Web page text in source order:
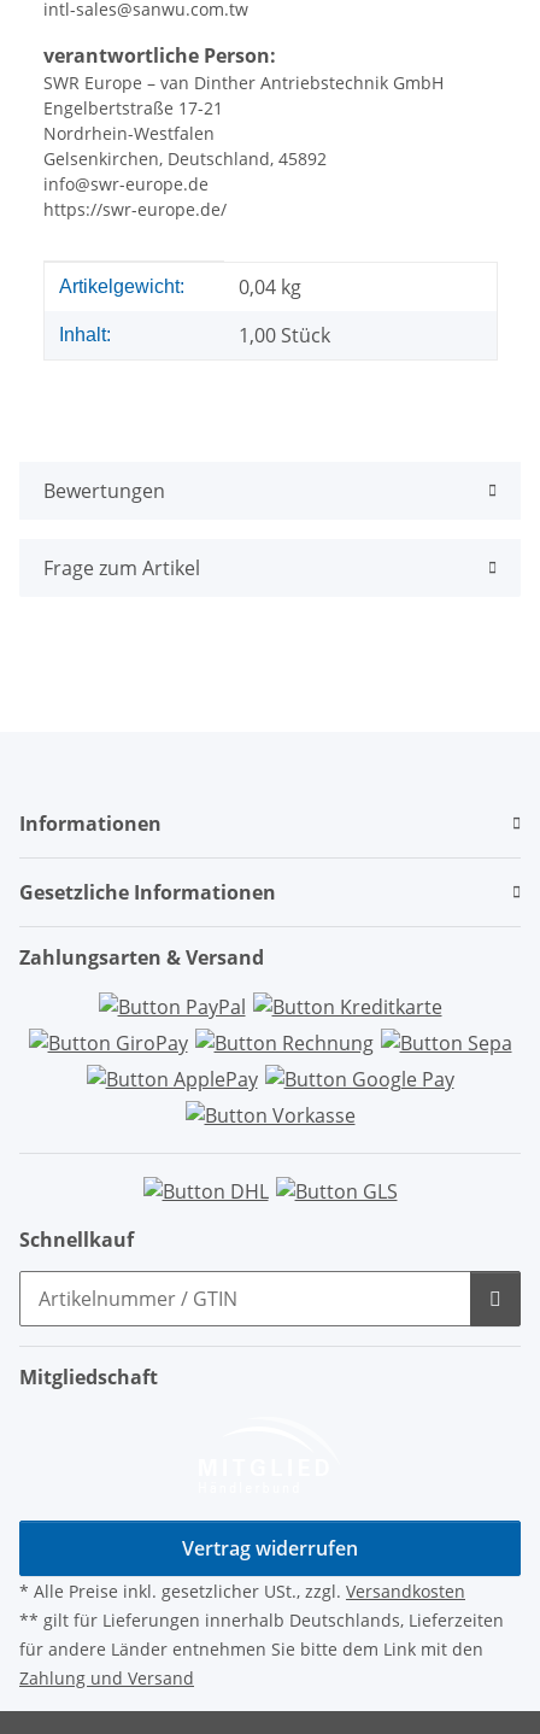
intl-sales@sanwu.com.tw
verantwortliche Person:
SWR Europe – van Dinther Antriebstechnik GmbH
Engelbertstraße 17-21
Nordrhein-Westfalen
Gelsenkirchen, Deutschland, 45892
info@swr-europe.de
https://swr-europe.de/
Produkteigenschaft
Wert
Artikelgewicht: 0,04 kg
Inhalt: 1,00 Stück
Bewertungen
Frage zum Artikel
Informationen
Gesetzliche Informationen
Zahlungsarten & Versand
Schnellkauf
Mitgliedschaft
Vertrag widerrufen
* Alle Preise inkl. gesetzlicher USt., zzgl. Versandkosten
** gilt für Lieferungen innerhalb Deutschlands, Lieferzeiten
für andere Länder entnehmen Sie bitte dem Link mit den
Zahlung und Versand